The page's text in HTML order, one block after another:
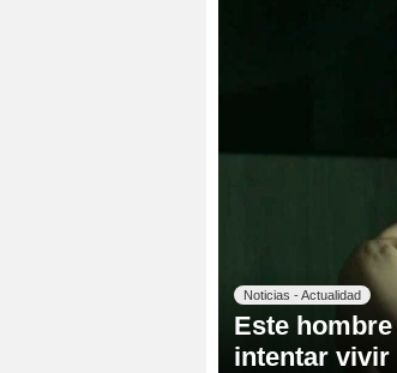
Noticias - Actualidad
Este
intentar vivir